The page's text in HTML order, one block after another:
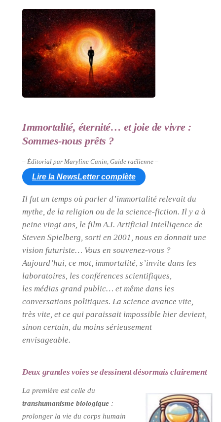
Immortalité, éternité… et joie de vivre :
Sommes-nous prêts ?
– Éditorial par Maryline Canin, Guide raélienne –
Lire la NewsLetter complète
Il fut un temps où parler d’immortalité relevait du
mythe, de la religion ou de la science-fiction. Il y a à
peine vingt ans, le film A.I. Artificial Intelligence de
Steven Spielberg, sorti en 2001, nous en donnait une
vision futuriste… Vous en souvenez-vous ?
Aujourd’hui, ce mot, immortalité, s’invite dans les
laboratoires, les conférences scientifiques,
les médias grand public… et même dans les
conversations politiques. La science avance vite,
très vite, et ce qui paraissait impossible hier devient,
sinon certain, du moins sérieusement
envisageable.
Deux grandes voies se dessinent désormais clairement
La première est celle du
transhumanisme biologique :
prolonger la vie du corps humain